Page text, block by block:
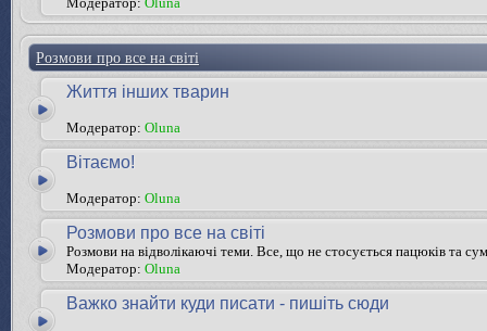
Модератор: Oluna
Розмови про все на світі
Життя інших тварин
Модератор: Oluna
Вітаємо!
Модератор: Oluna
Розмови про все на світі
Розмови на відволікаючі теми. Все, що не стосується пацюків та
Модератор: Oluna
Важко знайти куди писати - пишіть сюди